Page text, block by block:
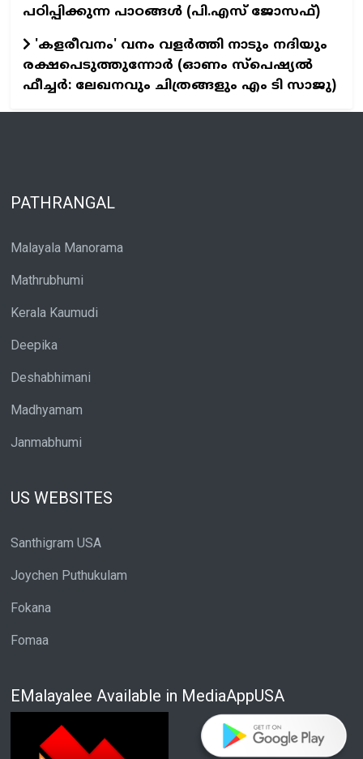
പഠിപ്പിക്കുന്ന പാഠങ്ങള്‍ (പി.എസ് ജോസഫ്‌)
'കളരീവനം' വനം വളര്‍ത്തി നാടും നദിയും
രക്ഷപെടുത്തുന്നോര്‍ (ഓണം സ്പെഷ്യല്‍
ഫീച്ചര്‍: ലേഖനവും ചിത്രങ്ങളും എം ടി സാജു)
PATHRANGAL
Malayala Manorama
Mathrubhumi
Kerala Kaumudi
Deepika
Deshabhimani
Madhyamam
Janmabhumi
US WEBSITES
Santhigram USA
Joychen Puthukulam
Fokana
Fomaa
EMalayalee Available in MediaAppUSA